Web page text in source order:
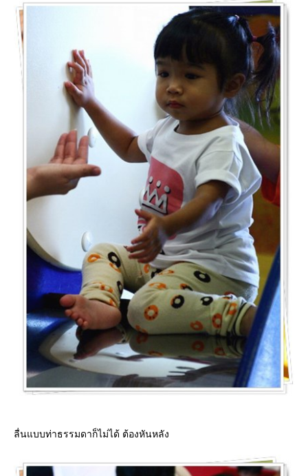
ลื่นแบบท่าธรรมดาก็ไม่ได้ ต้องหันหลัง